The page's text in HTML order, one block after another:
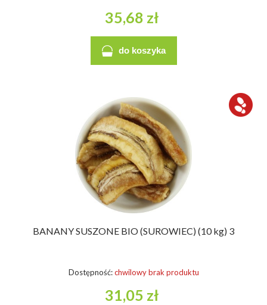
35,68 zł
do koszyka
BANANY SUSZONE BIO (SUROWIEC) (10 kg) 3
Dostępność: chwilowy brak produktu
31,05 zł